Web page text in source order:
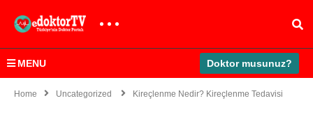
MENU Doktor musunuz?
Home Uncategorized Kireçlenme Nedir? Kireçlenme Tedavisi